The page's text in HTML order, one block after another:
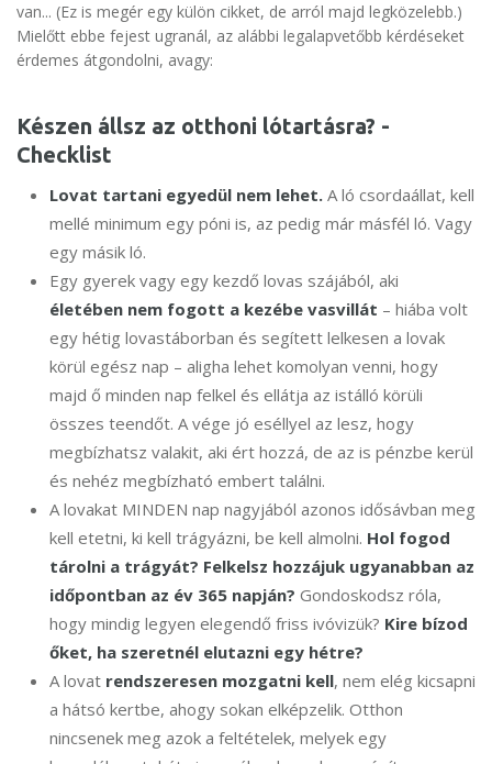
van... (Ez is megér egy külön cikket, de arról majd legközelebb.)
Mielőtt ebbe fejest ugranál, az alábbi legalapvetőbb kérdéseket
érdemes átgondolni, avagy:
Készen állsz az otthoni lótartásra? -
Checklist
Lovat tartani egyedül nem lehet. A ló csordaállat, kell
mellé minimum egy póni is, az pedig már másfél ló. Vagy
egy másik ló.
Egy gyerek vagy egy kezdő lovas szájából, aki
életében nem fogott a kezébe vasvillát – hiába volt
egy hétig lovastáborban és segített lelkesen a lovak
körül egész nap – aligha lehet komolyan venni, hogy
majd ő minden nap felkel és ellátja az istálló körüli
összes teendőt. A vége jó eséllyel az lesz, hogy
megbízhatsz valakit, aki ért hozzá, de az is pénzbe kerül
és nehéz megbízható embert találni.
A lovakat MINDEN nap nagyjából azonos idősávban meg
kell etetni, ki kell trágyázni, be kell almolni. Hol fogod
tárolni a trágyát? Felkelsz hozzájuk ugyanabban az
időpontban az év 365 napján? Gondoskodsz róla,
hogy mindig legyen elegendő friss ivóvizük? Kire bízod
őket, ha szeretnél elutazni egy hétre?
A lovat rendszeresen mozgatni kell, nem elég kicsapni
a hátsó kertbe, ahogy sokan elképzelik. Otthon
nincsenek meg azok a feltételek, melyek egy